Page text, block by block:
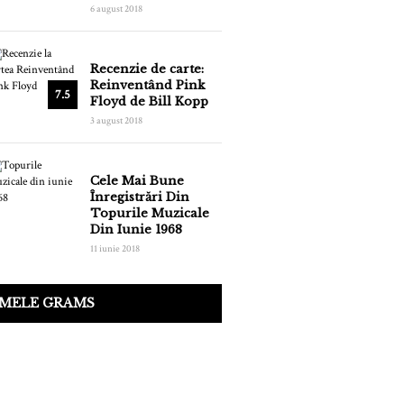
6 august 2018
7.5
Recenzie de carte:
Reinventând Pink
Floyd de Bill Kopp
3 august 2018
Cele Mai Bune
Înregistrări Din
Topurile Muzicale
Din Iunie 1968
11 iunie 2018
GRAMS